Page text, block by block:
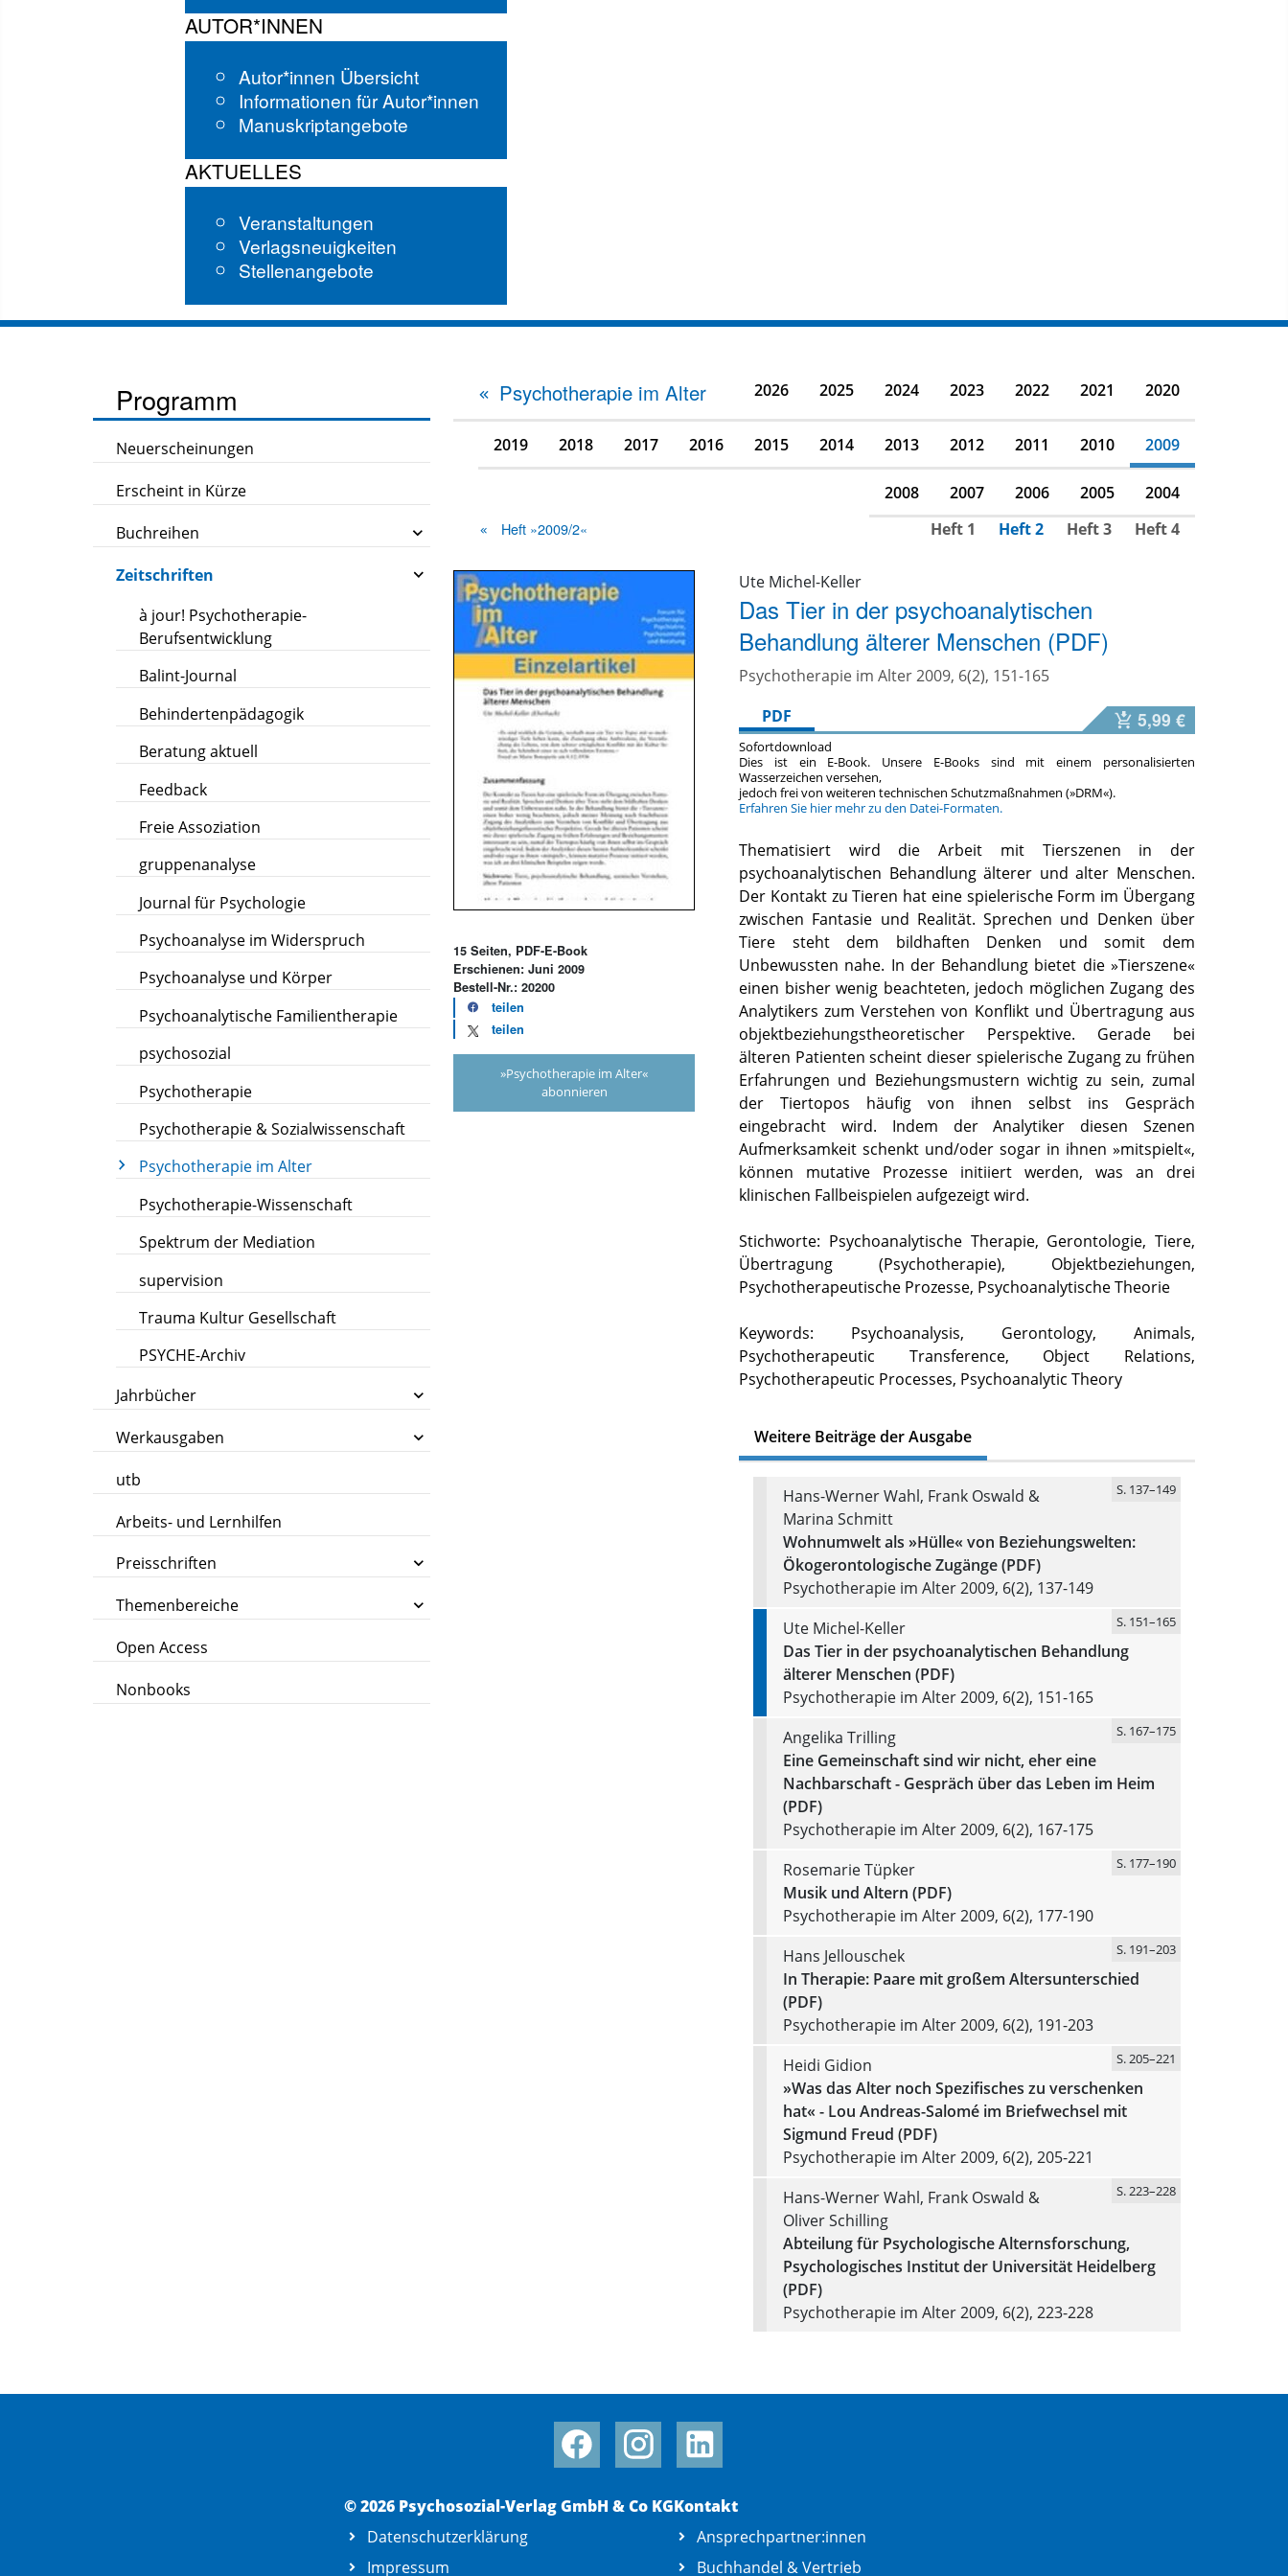
AUTOR*INNEN
Autor*innen Übersicht
Informationen für Autor*innen
Manuskriptangebote
AKTUELLES
Veranstaltungen
Verlagsneuigkeiten
Stellenangebote
Programm
Neuerscheinungen
Erscheint in Kürze
Buchreihen
Zeitschriften
à jour! Psychotherapie-
Berufsentwicklung
Balint-Journal
Behindertenpädagogik
Beratung aktuell
Feedback
Freie Assoziation
gruppenanalyse
Journal für Psychologie
Psychoanalyse im Widerspruch
Psychoanalyse und Körper
Psychoanalytische Familientherapie
psychosozial
Psychotherapie
Psychotherapie & Sozialwissenschaft
Psychotherapie im Alter
Psychotherapie-Wissenschaft
Spektrum der Mediation
supervision
Trauma Kultur Gesellschaft
PSYCHE-Archiv
Jahrbücher
Werkausgaben
utb
Arbeits- und Lernhilfen
Preisschriften
Themenbereiche
Open Access
Nonbooks
Psychotherapie im Alter 2026 2025 2024 2023 2022 2021 2020
2019 2018 2017 2016 2015 2014 2013 2012 2011 2010 2009
2008 2007 2006 2005 2004
Heft »2009/2« Heft 1 Heft 2 Heft 3 Heft 4
15 Seiten, PDF-E-Book
Erschienen: Juni 2009
Bestell-Nr.: 20200
teilen
teilen
»Psychotherapie im Alter«
abonnieren
Ute Michel-Keller
Das Tier in der psychoanalytischen
Behandlung älterer Menschen (PDF)
Psychotherapie im Alter 2009, 6(2), 151-165
PDF
5,99 €
Sofortdownload
Dies ist ein E-Book. Unsere E-Books sind mit einem personalisierten
Wasserzeichen versehen,
jedoch frei von weiteren technischen Schutzmaßnahmen (»DRM«).
Erfahren Sie hier mehr zu den Datei-Formaten.
Thematisiert wird die Arbeit mit Tierszenen in der
psychoanalytischen Behandlung älterer und alter Menschen.
Der Kontakt zu Tieren hat eine spielerische Form im Übergang
zwischen Fantasie und Realität. Sprechen und Denken über
Tiere steht dem bildhaften Denken und somit dem
Unbewussten nahe. In der Behandlung bietet die »Tierszene«
einen bisher wenig beachteten, jedoch möglichen Zugang des
Analytikers zum Verstehen von Konflikt und Übertragung aus
objektbeziehungstheoretischer Perspektive. Gerade bei
älteren Patienten scheint dieser spielerische Zugang zu frühen
Erfahrungen und Beziehungsmustern wichtig zu sein, zumal
der Tiertopos häufig von ihnen selbst ins Gespräch
eingebracht wird. Indem der Analytiker diesen Szenen
Aufmerksamkeit schenkt und/oder sogar in ihnen »mitspielt«,
können mutative Prozesse initiiert werden, was an drei
klinischen Fallbeispielen aufgezeigt wird.
Stichworte: Psychoanalytische Therapie, Gerontologie, Tiere,
Übertragung (Psychotherapie), Objektbeziehungen,
Psychotherapeutische Prozesse, Psychoanalytische Theorie
Keywords: Psychoanalysis, Gerontology, Animals,
Psychotherapeutic Transference, Object Relations,
Psychotherapeutic Processes, Psychoanalytic Theory
Weitere Beiträge der Ausgabe
Hans-Werner Wahl, Frank Oswald &
Marina Schmitt
S. 137–149
Wohnumwelt als »Hülle« von Beziehungswelten:
Ökogerontologische Zugänge (PDF)
Psychotherapie im Alter 2009, 6(2), 137-149
Ute Michel-Keller
S. 151–165
Das Tier in der psychoanalytischen Behandlung
älterer Menschen (PDF)
Psychotherapie im Alter 2009, 6(2), 151-165
Angelika Trilling
S. 167–175
Eine Gemeinschaft sind wir nicht, eher eine
Nachbarschaft - Gespräch über das Leben im Heim
(PDF)
Psychotherapie im Alter 2009, 6(2), 167-175
Rosemarie Tüpker
S. 177–190
Musik und Altern (PDF)
Psychotherapie im Alter 2009, 6(2), 177-190
Hans Jellouschek
S. 191–203
In Therapie: Paare mit großem Altersunterschied
(PDF)
Psychotherapie im Alter 2009, 6(2), 191-203
Heidi Gidion
S. 205–221
»Was das Alter noch Spezifisches zu verschenken
hat« - Lou Andreas-Salomé im Briefwechsel mit
Sigmund Freud (PDF)
Psychotherapie im Alter 2009, 6(2), 205-221
Hans-Werner Wahl, Frank Oswald &
Oliver Schilling
S. 223–228
Abteilung für Psychologische Alternsforschung,
Psychologisches Institut der Universität Heidelberg
(PDF)
Psychotherapie im Alter 2009, 6(2), 223-228
© 2026 Psychosozial-Verlag GmbH & Co KG
Datenschutzerklärung
Impressum
Kontakt
Ansprechpartner:innen
Buchhandel & Vertrieb